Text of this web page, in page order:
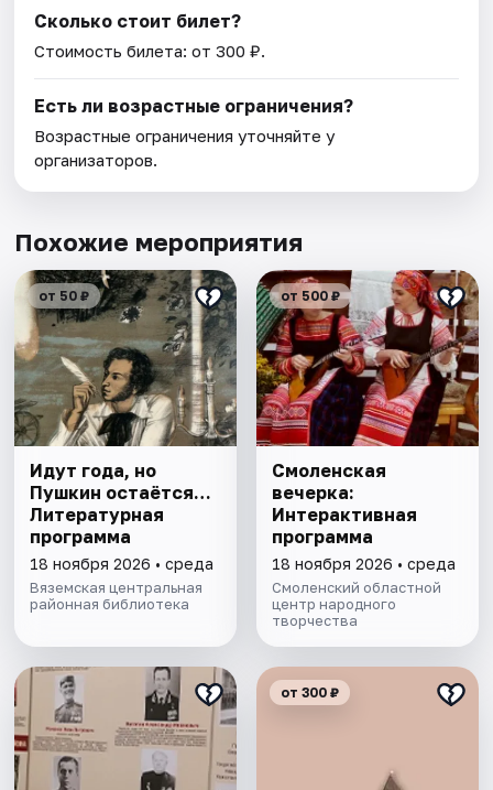
Сколько стоит билет?
Стоимость билета: от 300 ₽.
Есть ли возрастные ограничения?
Возрастные ограничения уточняйте у
организаторов.
Похожие мероприятия
от 50 ₽
Идут года, но
Пушкин остаётся…
Литературная
программа
18 ноября 2026 • среда
Вяземская центральная
районная библиотека
от 500 ₽
Смоленская
вечерка:
Интерактивная
программа
18 ноября 2026 • среда
Смоленский областной
центр народного
творчества
от 300 ₽